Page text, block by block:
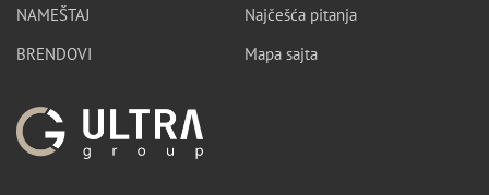
NAMEŠTAJ
BRENDOVI
Najčešća pitanja
Mapa sajta